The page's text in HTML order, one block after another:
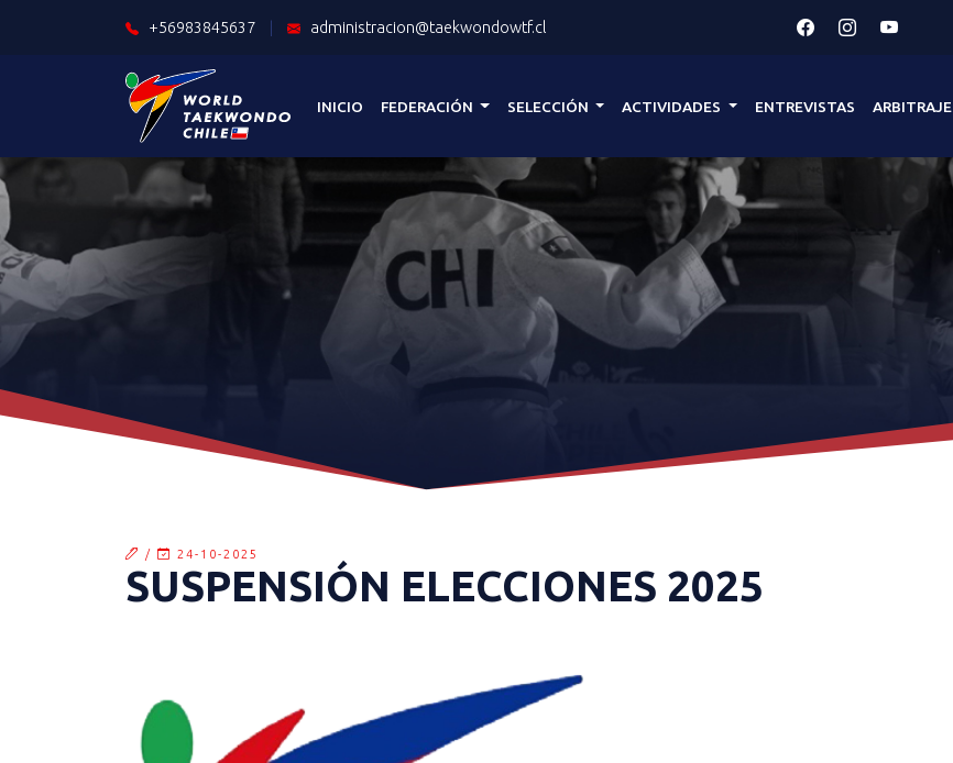
+56983845637 administracion@taekwondowtf.cl
INICIO FEDERACIÓN SELECCIÓN ACTIVIDADES ENTREVISTAS ARBITRAJE
/ 24-10-2025
SUSPENSIÓN ELECCIONES 2025